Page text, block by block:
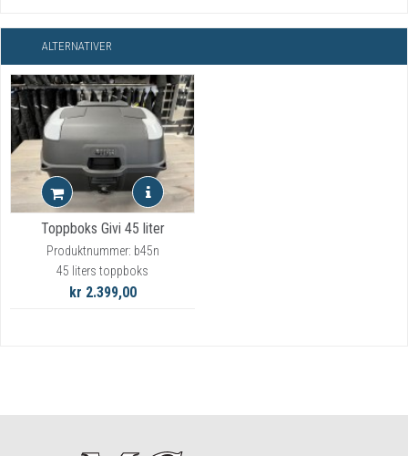
ALTERNATIVER
Toppboks Givi 45 liter
Produktnummer: b45n
45 liters toppboks
kr 2.399,00